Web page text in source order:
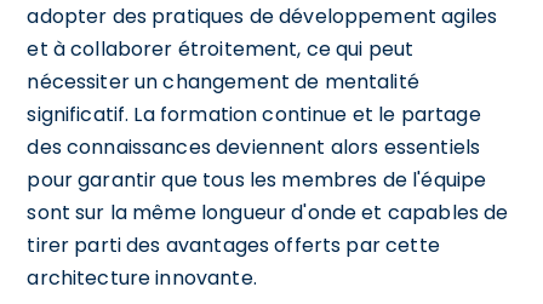
adopter des pratiques de développement agiles
et à collaborer étroitement, ce qui peut
nécessiter un changement de mentalité
significatif. La formation continue et le partage
des connaissances deviennent alors essentiels
pour garantir que tous les membres de l'équipe
sont sur la même longueur d'onde et capables de
tirer parti des avantages offerts par cette
architecture innovante.